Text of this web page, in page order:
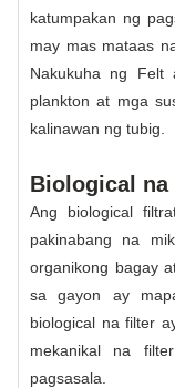
katumpakan ng
may mas mataas
Nakukuha ng Felt
plankton at mga
kalinawan ng tubig.
Biological na
Ang biological
pakinabang na
organikong bagay
sa gayon ay
biological na filter
mekanikal na
pagsasala.